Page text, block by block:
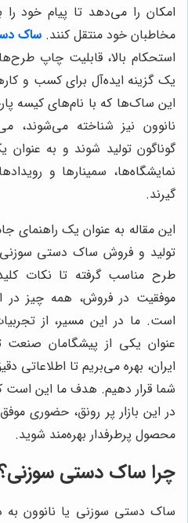
امکان را می‌دهد تا پیام خود
مخاطبان خود منتقل کنند. ساک
استحکام بالا، قابلیت چاپ
یک گزینه ایده‌آل برای کسب و
این ساک‌ها که با نام‌های کیسه
نانوون نیز شناخته می‌شوند،
گوناگون تولید شوند و به عنوان
نمایشگاه‌ها، سمینارها و
گیرند.
این مقاله به عنوان یک راهنمای
تولید و فروش ساک دستی سوزنی
طرح مناسب گرفته تا نکات
موفقیت در فروش، همه چیز در
است. ما در این مسیر، از
عنوان یکی از پیشگامان
ایران، بهره می‌بریم تا اطلاعاتی
شما قرار دهیم. هدف ما این است
در این بازار پر رونق، حضوری
محصول پرطرفدار بهره‌مند شوید.
چرا ساک دستی سوزنی؟
ساک دستی سوزنی یا نانوون به